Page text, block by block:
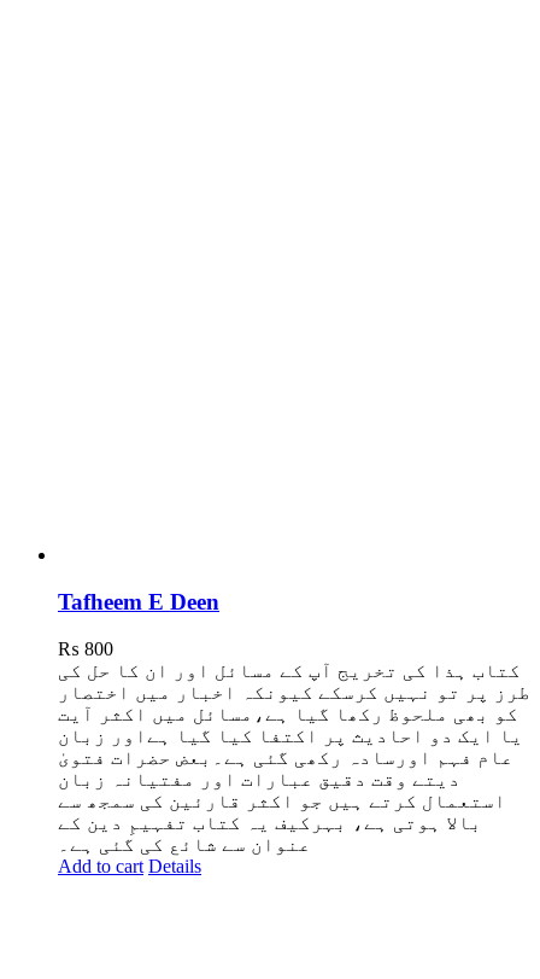
Tafheem E Deen
₨ 800
کتاب ہذا کی تخریج آپ کے مسائل اور ان کا حل کی
طرز پر تو نہیں کرسکے کیونکہ اخبار میں اختصار
کو بھی ملحوظ رکھا گیا ہے،مسائل میں اکثر آیت
یا ایک دو احادیث پر اکتفا کیا گیا ہےاور زبان
عام فہم اورسادہ رکھی گئی ہے۔بعض حضرات فتویٰ
دیتے وقت دقیق عبارات اور مفتیانہ زبان
استعمال کرتے ہیں جو اکثر قارئین کی سمجھ سے
بالا ہوتی ہے، بہرکیف یہ کتاب تفہیمِ دین کے
ع نوان سے شائع کی گئی ہے۔
Add to cart Details